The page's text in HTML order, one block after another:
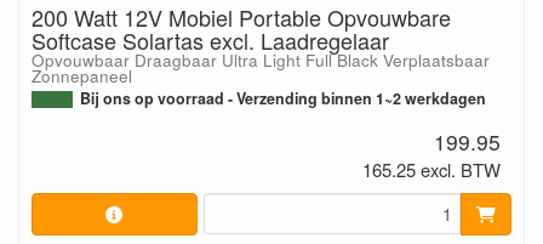
200 Watt 12V Mobiel Portable Opvouwbare
Softcase Solartas excl. Laadregelaar
Opvouwbaar Draagbaar Ultra Light Full Black Verplaatsbaar
Zonnepaneel
Bij ons op voorraad - Verzending binnen 1~2 werkdagen
199.95
165.25 excl. BTW